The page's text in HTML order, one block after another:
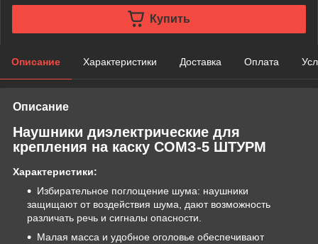
Купить
Описание Характеристики Доставка Оплата
Описание
Наушники диэлектрические для
крепления на каску СОМЗ-5 ШТУРМ
Характеристики:
Избирательное поглощение шума: наушники
защищают от воздействия шума, дают возможность
различать речь и сигналы опасности.
Малая масса и удобное оголовье обеспечивают